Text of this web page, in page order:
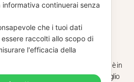
continuerai senza
che i tuoi dati
raccolti allo scopo di
l'efficacia della
CHIUSURA
ESTIVA
luglio al 31 agosto venditaviniliusati.it è in
estiva. Gli ordini ricevuti entro il 29 luglio